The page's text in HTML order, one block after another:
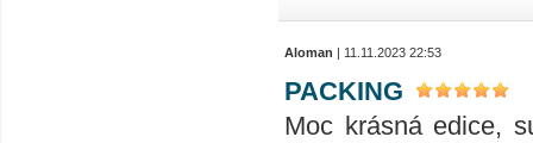
Aloman | 11.11.2023 22:53
PACKING
Moc krásná edice,